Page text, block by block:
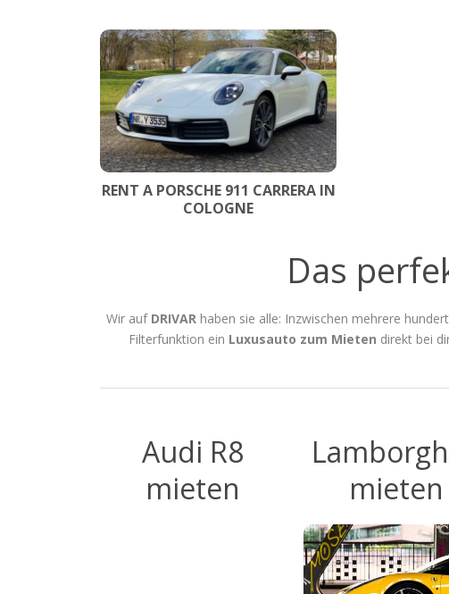
RENT A PORSCHE 911 CARRERA IN
COLOGNE
Das
Wir auf DRIVAR haben sie alle: Inzwischen mehrere hundert
Filterfunktion ein Luxusauto zum Mieten direkt bei
Audi R8
mieten
mieten